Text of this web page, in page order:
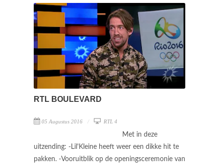
RTL BOULEVARD
05 Augustus 2016 RTL 4
Met in deze
uitzending: -Lil'Kleine heeft weer een dikke hit te
pakken. -Vooruitblik op de openingsceremonie van